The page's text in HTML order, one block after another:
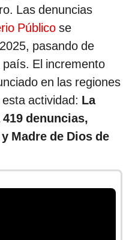
Las denuncias
Público se
pasando de
El incremento
en las regiones
actividad: La
denuncias,
Madre de Dios de